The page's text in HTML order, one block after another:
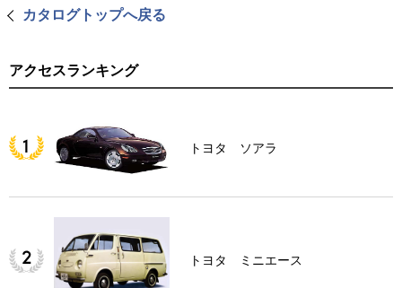
カタログトップへ戻る
アクセスランキング
トヨタ ソアラ
トヨタ ミニエース